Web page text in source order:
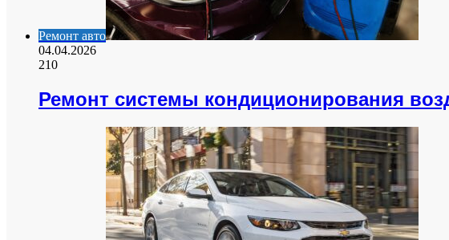
Ремонт авто
04.04.2026
210
Ремонт системы кондиционирования